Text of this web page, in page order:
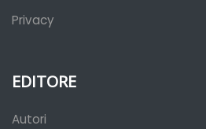
Privacy
EDITORE
Autori